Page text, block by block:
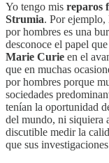
Yo tengo mis reparos
Strumia. Por ejemplo,
por hombres es una
desconoce el papel
Marie Curie en el
que en muchas
por hombres porque
sociedades
tenían la oportunidad
del mundo, ni siquiera
discutible medir la
que sus